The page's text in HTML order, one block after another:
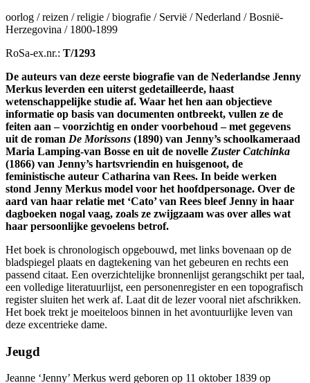
oorlog / reizen / religie / biografie / Servië / Nederland / Bosnië-
Herzegovina / 1800-1899
RoSa-ex.nr.: T/1293
De auteurs van deze eerste biografie van de Nederlandse Jenny
Merkus leverden een uiterst gedetailleerde, haast
wetenschappelijke studie af. Waar het hen aan objectieve
informatie op basis van documenten ontbreekt, vullen ze de
feiten aan – voorzichtig en onder voorbehoud – met gegevens
uit de roman De Morissons (1890) van Jenny’s schoolkameraad
Maria Lamping-van Bosse en uit de novelle Zuster Catchinka
(1866) van Jenny’s hartsvriendin en huisgenoot, de
feministische auteur Catharina van Rees. In beide werken
stond Jenny Merkus model voor het hoofdpersonage. Over de
aard van haar relatie met ‘Cato’ van Rees bleef Jenny in haar
dagboeken nogal vaag, zoals ze zwijgzaam was over alles wat
haar persoonlijke gevoelens betrof.
Het boek is chronologisch opgebouwd, met links bovenaan op de
bladspiegel plaats en dagtekening van het gebeuren en rechts een
passend citaat. Een overzichtelijke bronnenlijst gerangschikt per taal,
een volledige literatuurlijst, een personenregister en een topografisch
register sluiten het werk af. Laat dit de lezer vooral niet afschrikken.
Het boek trekt je moeiteloos binnen in het avontuurlijke leven van
deze excentrieke dame.
Jeugd
Jeanne ‘Jenny’ Merkus werd geboren op 11 oktober 1839 op